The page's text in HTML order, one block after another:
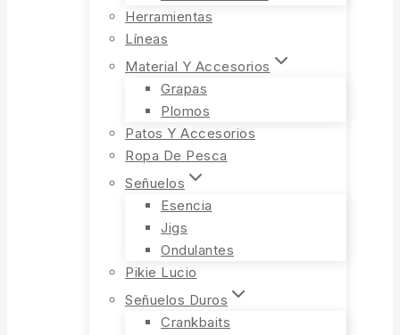
Herramientas
Líneas
Material Y Accesorios
Grapas
Plomos
Patos Y Accesorios
Ropa De Pesca
Señuelos
Esencia
Jigs
Ondulantes
Pikie Lucio
Señuelos Duros
Crankbaits